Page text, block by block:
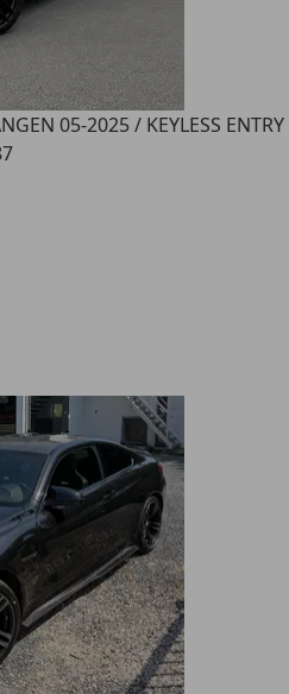
05-2025 / KEYLESS ENTRY